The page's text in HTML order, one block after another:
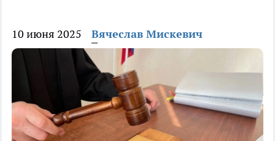
10 июня 2025 Вячеслав Мискевич